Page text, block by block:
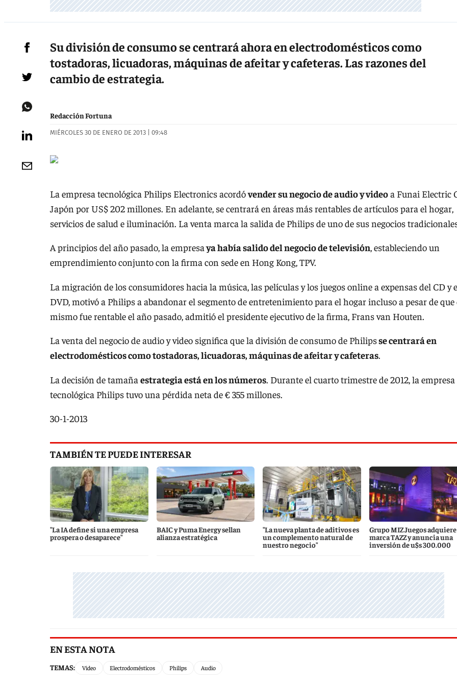
Su división de consumo se centrará ahora en electrodomésticos como
tostadoras, licuadoras, máquinas de afeitar y cafeteras. Las razones del
cambio de estrategia.
Redacción Fortuna
MIÉRCOLES 30 DE ENERO DE 2013 | 09:48
La empresa tecnológica Philips Electronics acordóvender su negocio de audio y videoa Funai Electric
Japón por US$ 202 millones. En adelante, se centrará en áreas más rentables de artículos para el hogar,
servicios de salud e iluminación. La venta marca la salida de Philips de uno de sus negocios
A principios del año pasado, la empresaya había salido del negocio de televisión, estableciendo un
emprendimiento conjunto con la firma con sede en Hong Kong, TPV.
La migración de los consumidores hacia la música, las películas y los juegos online a expensas del CD y
DVD, motivó a Philips a abandonar el segmento de entretenimiento para el hogar incluso a pesar de que
mismo fue rentable el año pasado, admitió el presidente ejecutivo de la firma, Frans van Houten.
La venta del negocio de audio y video significa que la división de consumo de Philipsse centrará en
electrodomésticos como tostadoras, licuadoras, máquinas de afeitar y cafeteras.
La decisión de tamaña estrategia está en los números. Durante el cuarto trimestre de 2012, la empresa
tecnológica Philips tuvo una pérdida neta de € 355 millones.
30-1-2013
TAMBIÉN TE PUEDE INTERESAR
"La IA define si una empresa
prospera o desaparece"
BAIC y Puma Energy sellan
alianza estratégica
"La nueva planta de aditivos es
un complemento natural de
nuestro negocio"
Grupo MIZ Juegos
marca TAZZ y anuncia una
inversión de u$s 300.000
EN ESTA NOTA
TEMAS: Video Electrodomésticos Philips Audio